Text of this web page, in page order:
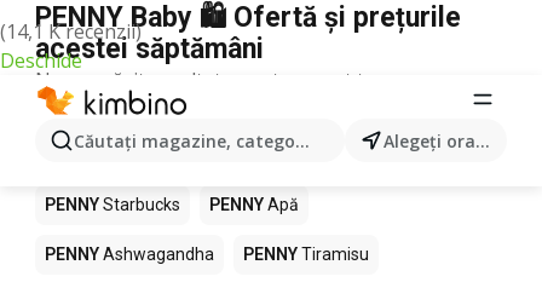
(14,1 K recenzii)
Deschide
Căutaţi magazine, categorii, produse... Alegeţi oraşul
PENNY Baby 🛍️ Ofertă și prețurile
acestei săptămâni
Nu am găsit rezultate pentru acest termen.
Alte produse în magazine PENNY
PENNY Pizza PENNY Mango LEGO
PENNYStarbucks PENNYApă
PENNYAshwagandha PENNYTiramisu